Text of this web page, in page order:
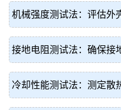
机械强度测试法：评估外
接地电阻测试法：确保接
冷却性能测试法：测定散